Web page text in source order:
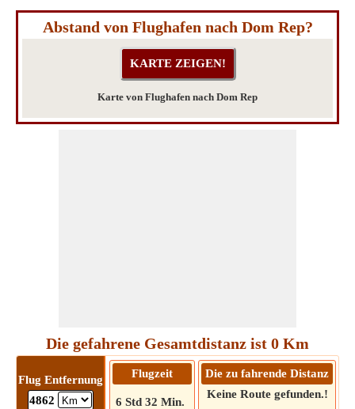
Abstand von Flughafen nach Dom Rep?
Karte von Flughafen nach Dom Rep
Die gefahrene Gesamtdistanz ist 0 Km
Flug Entfernung
4862
Flugzeit
6 Std 32 Min.
Die zu fahrende Distanz
Keine Route gefunden.!